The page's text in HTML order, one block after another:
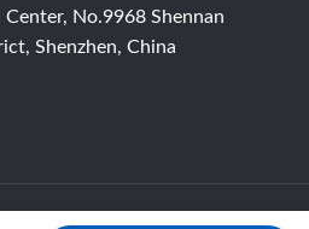
No.9968 Shennan
Shenzhen, China
іонних акумуляторів | Завод і компанія з